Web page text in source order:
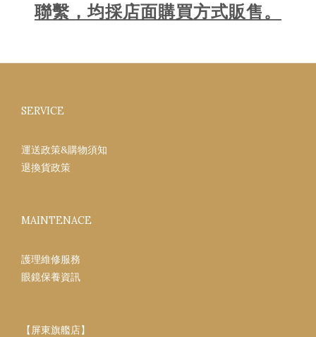
聯繫，均採店面購買方式販售。
SERVICE
運送政策&購物須知
退換貨政策
MAINTENACE
護理維修服務
眼鏡保養資訊
【屏東旗艦店】